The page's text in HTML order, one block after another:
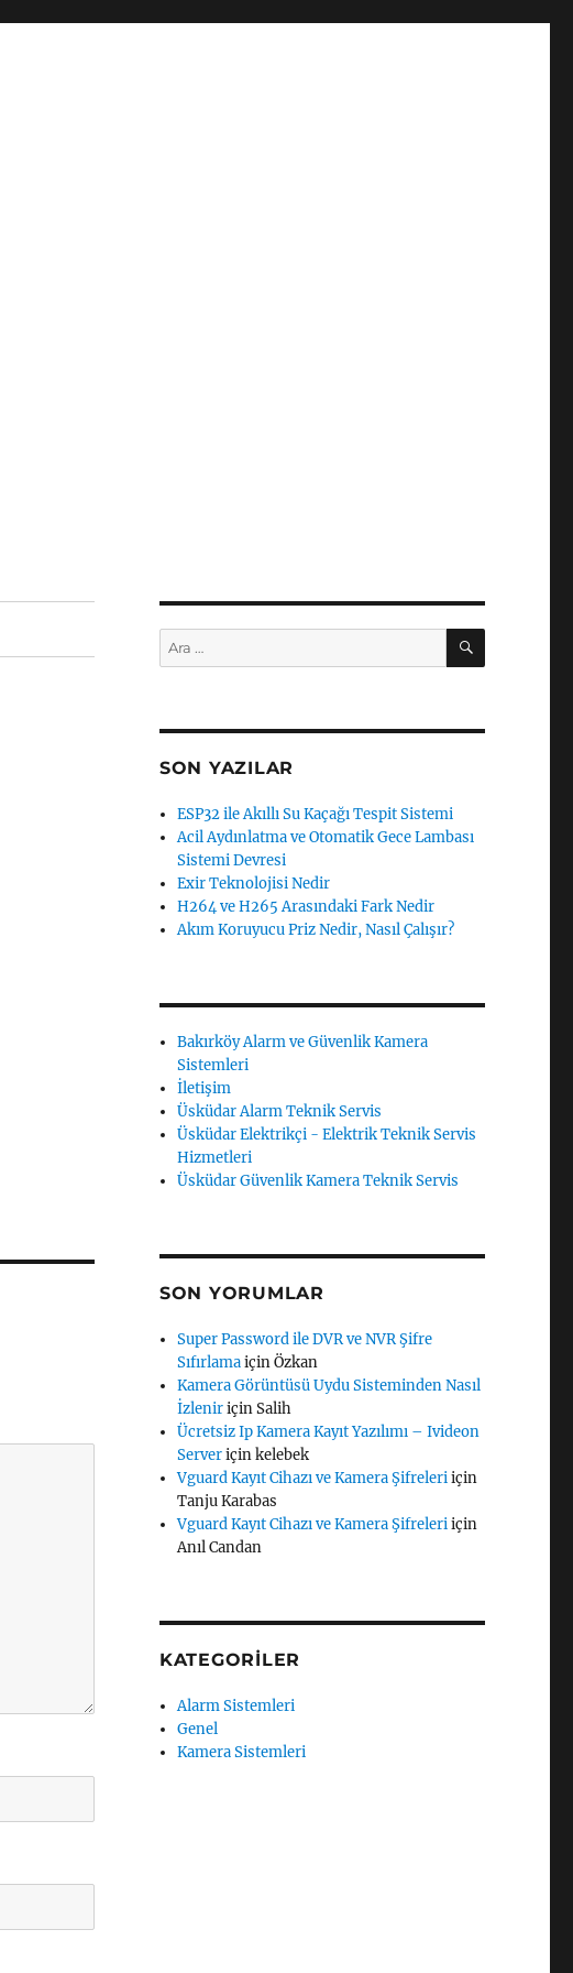
Ara: ARA
SON YAZILAR
ESP32 ile Akıllı Su Kaçağı Tespit Sistemi
Acil Aydınlatma ve Otomatik Gece Lambası
Sistemi Devresi
Exir Teknolojisi Nedir
H264 ve H265 Arasındaki Fark Nedir
Akım Koruyucu Priz Nedir, Nasıl Çalışır?
Bakırköy Alarm ve Güvenlik Kamera
Sistemleri
İletişim
Üsküdar Alarm Teknik Servis
Üsküdar Elektrikçi - Elektrik Teknik Servis
Hizmetleri
Üsküdar Güvenlik Kamera Teknik Servis
SON YORUMLAR
Super Password ile DVR ve NVR Şifre
SıfırlamaiçinÖzkan
Kamera Görüntüsü Uydu Sisteminden Nasıl
İzleniriçinSalih
Ücretsiz Ip Kamera Kayıt Yazılımı – Ivideon
Serveriçinkelebek
Vguard Kayıt Cihazı ve Kamera Şifreleriiçin
Tanju Karabas
Vguard Kayıt Cihazı ve Kamera Şifreleriiçin
Anıl Candan
KATEGORILER
Alarm Sistemleri
Genel
Kamera Sistemleri